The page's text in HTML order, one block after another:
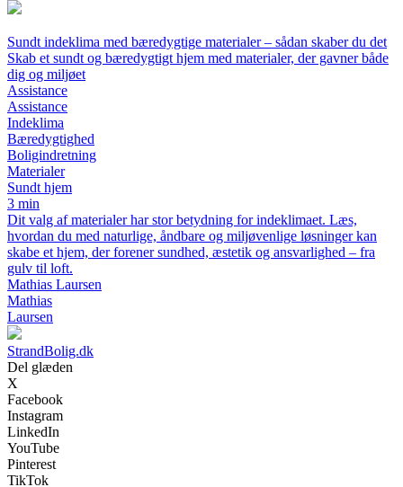
Sundt indeklima med bæredygtige materialer – sådan skaber du det
Skab et sundt og bæredygtigt hjem med materialer, der gavner både
dig og miljøet
Assistance
Assistance
Indeklima
Bæredygtighed
Boligindretning
Materialer
Sundt hjem
3 min
Dit valg af materialer har stor betydning for indeklimaet. Læs,
hvordan du med naturlige, åndbare og miljøvenlige løsninger kan
skabe et hjem, der forener sundhed, æstetik og ansvarlighed – fra
gulv til loft.
Mathias Laursen
Mathias
Laursen
StrandBolig.dk
Del glæden
X
Facebook
Instagram
LinkedIn
YouTube
Pinterest
TikTok